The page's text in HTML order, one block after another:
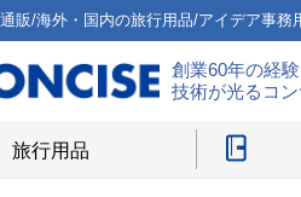
販/海外・国内の旅行用品/アイデア事
創業60年の経験
技術が光るコ
旅行用品